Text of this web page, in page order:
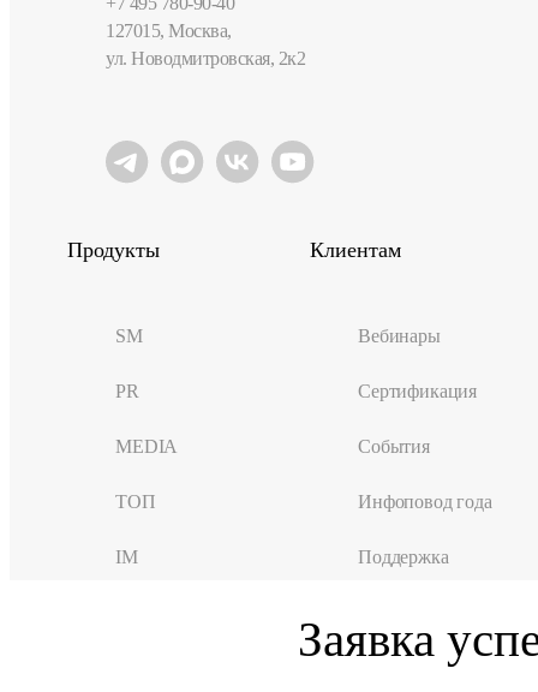
127015, Москва,
ул. Новодмитровская, 2к2
Продукты
SM
PR
MEDIA
ТОП
IM
Клиентам
Вебинары
Сертификация
События
Инфоповод года
Поддержка
Заявка